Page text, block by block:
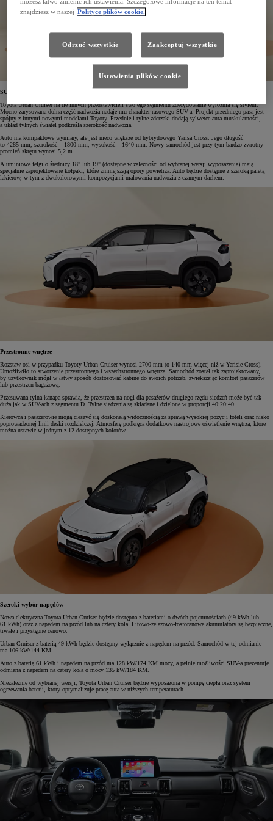
SUV o wyrazistym designie
Toyota Urban Cruiser na tle innych przedstawicieli swojego segmentu zdecydowanie wyróżnia się stylem.
Mocno zarysowana dolna część nadwozia nadaje mu charakter rasowego SUV-a. Projekt przedniego pasa jest
spójny z innymi nowymi modelami Toyoty. Przednie i tylne zderzaki dodają sylwetce auta muskularności,
a układ tylnych świateł podkreśla szerokość nadwozia.
Auto ma kompaktowe wymiary, ale jest nieco większe od hybrydowego Yarisa Cross. Jego długość
to 4285 mm, szerokość – 1800 mm, wysokość – 1640 mm. Nowy samochód jest przy tym bardzo zwrotny –
promień skrętu wynosi 5,2 m.
Aluminiowe felgi o średnicy 18" lub 19" (dostępne w zależności od wybranej wersji wyposażenia) mają
specjalnie zaprojektowane kołpaki, które zmniejszają opory powietrza. Auto będzie dostępne z szeroką paletą
lakierów, w tym z dwukolorowymi kompozycjami malowania nadwozia z czarnym dachem.
Przestronne wnętrze
Rozstaw osi w przypadku Toyoty Urban Cruiser wynosi 2700 mm (o 140 mm więcej niż w Yarisie Cross).
Umożliwiło to stworzenie przestronnego i wszechstronnego wnętrza. Samochód został tak zaprojektowany,
by użytkownik mógł w łatwy sposób dostosować kabinę do swoich potrzeb, zwiększając komfort pasażerów
lub przestrzeń bagażową.
Przesuwana tylna kanapa sprawia, że przestrzeń na nogi dla pasażerów drugiego rzędu siedzeń może być tak
duża jak w SUV-ach z segmentu D. Tylne siedzenia są składane i dzielone w proporcji 40:20:40.
Kierowca i pasażerowie mogą cieszyć się doskonałą widocznością za sprawą wysokiej pozycji foteli oraz nisko
poprowadzonej linii deski rozdzielczej. Atmosferę podkręca dodatkowe nastrojowe oświetlenie wnętrza, które
można ustawić w jednym z 12 dostępnych kolorów.
Szeroki wybór napędów
Nowa elektryczna Toyota Urban Cruiser będzie dostępna z bateriami o dwóch pojemnościach (49 kWh lub
61 kWh) oraz z napędem na przód lub na cztery koła. Litowo-żelazowo-fosforanowe akumulatory są bezpieczne,
trwałe i przystępne cenowo.
Urban Cruiser z baterią 49 kWh będzie dostępny wyłącznie z napędem na przód. Samochód w tej odmianie
ma 106 kW/144 KM.
Auto z baterią 61 kWh i napędem na przód ma 128 kW/174 KM mocy, a pełnię możliwości SUV-a prezentuje
odmiana z napędem na cztery koła o mocy 135 kW/184 KM.
Niezależnie od wybranej wersji, Toyota Urban Cruiser będzie wyposażona w pompę ciepła oraz system
ogrzewania baterii, który optymalizuje pracę auta w niższych temperaturach.
znajdziesz w naszej Polityce plików cookie.
Odrzuć wszystkie Zaakceptuj wszystkie
Ustawienia plików cookie